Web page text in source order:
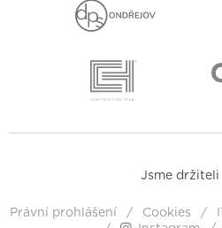
Jsme držiteli
Právní prohlášení Cookies